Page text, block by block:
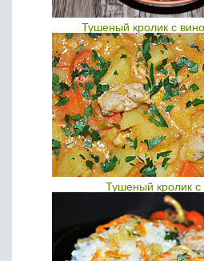
Тушеный кролик с
Тушеный кролик